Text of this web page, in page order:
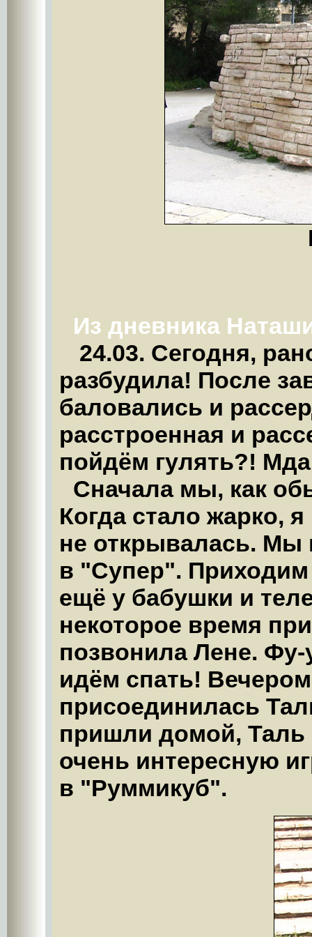
Из дневника
24.03. Сегодня,
разбудила! После
баловались и
расстроенная и
пойдём гулять?!
Сначала мы, как
Когда стало жарко,
не открывалась. Мы
в "Супер".
ещё у бабушки и
некоторое время
позвонила Лене.
идём спать!
присоединилась
пришли домой,
очень интересную
в "Руммикуб".